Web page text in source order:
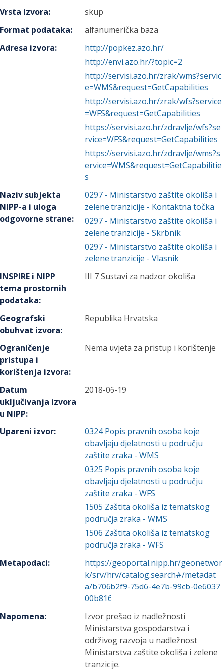
Vrsta izvora:
skup
Format podataka:
alfanumerička baza
Adresa izvora:
http://popkez.azo.hr/
http://envi.azo.hr/?topic=2
http://servisi.azo.hr/zrak/wms?servic
e=WMS&request=GetCapabilities
http://servisi.azo.hr/zrak/wfs?service
=WFS&request=GetCapabilities
https://servisi.azo.hr/zdravlje/wfs?se
rvice=WFS&request=GetCapabilities
https://servisi.azo.hr/zdravlje/wms?s
ervice=WMS&request=GetCapabilitie
s
Naziv subjekta
NIPP-a i uloga
odgovorne strane:
0297 - Ministarstvo zaštite okoliša i
zelene tranzicije - Kontaktna točka
0297 - Ministarstvo zaštite okoliša i
zelene tranzicije - Skrbnik
0297 - Ministarstvo zaštite okoliša i
zelene tranzicije - Vlasnik
INSPIRE i NIPP
tema prostornih
podataka:
III 7 Sustavi za nadzor okoliša
Geografski
obuhvat izvora:
Republika Hrvatska
Ograničenje
pristupa i
korištenja izvora:
Nema uvjeta za pristup i korištenje
Datum
uključivanja izvora
u NIPP:
2018-06-19
Upareni izvor: 0324 Popis pravnih osoba koje
obavljaju djelatnosti u području
zaštite zraka - WMS
0325 Popis pravnih osoba koje
obavljaju djelatnosti u području
zaštite zraka - WFS
1505 Zaštita okoliša iz tematskog
područja zraka - WMS
1506 Zaštita okoliša iz tematskog
područja zraka - WFS
Metapodaci:
https://geoportal.nipp.hr/geonetwor
k/srv/hrv/catalog.search#/metadat
a/b706b2f9-75d6-4e7b-99cb-0e6037
00b816
Napomena:
Izvor prešao iz nadležnosti
Ministarstva gospodarstva i
održivog razvoja u nadležnost
Ministarstva zaštite okoliša i zelene
tranzicije.